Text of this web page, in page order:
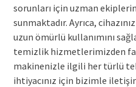
sorunları için uzman
sunmaktadır. Ayrıca,
uzun ömürlü kullanımını
temizlik hizmetlerimizden
makinenizle ilgili her türlü
ihtiyacınız için bizimle